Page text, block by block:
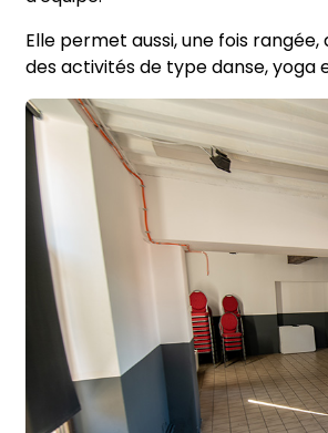
Elle permet aussi, une fois
des activités de type danse, yoga